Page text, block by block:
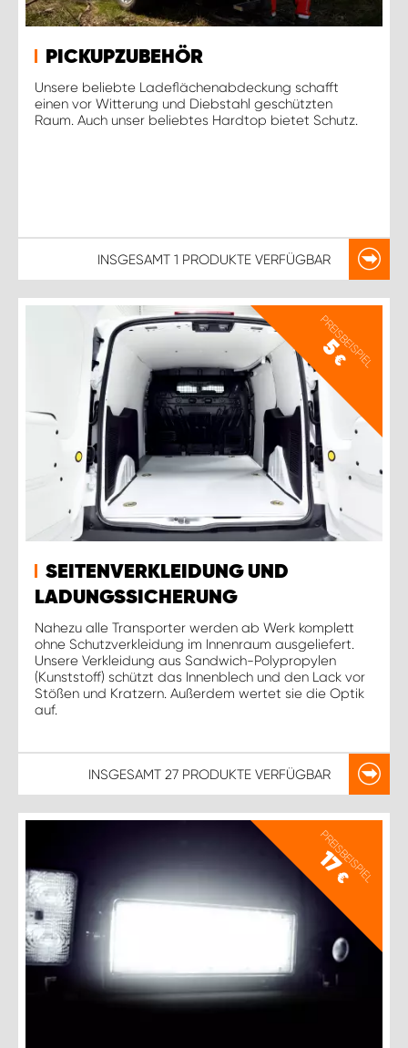
PICKUPZUBEHÖR
Unsere beliebte Ladeflächenabdeckung schafft
einen vor Witterung und Diebstahl geschützten
Raum. Auch unser beliebtes Hardtop bietet Schutz.
INSGESAMT 1 PRODUKTE VERFÜGBAR
PREISBEISPIEL
5
€
SEITENVERKLEIDUNG UND
LADUNGSSICHERUNG
Nahezu alle Transporter werden ab Werk komplett
ohne Schutzverkleidung im Innenraum ausgeliefert.
Unsere Verkleidung aus Sandwich-Polypropylen
(Kunststoff) schützt das Innenblech und den Lack vor
Stößen und Kratzern. Außerdem wertet sie die Optik
auf.
INSGESAMT 27 PRODUKTE VERFÜGBAR
PREISBEISPIEL
17
€